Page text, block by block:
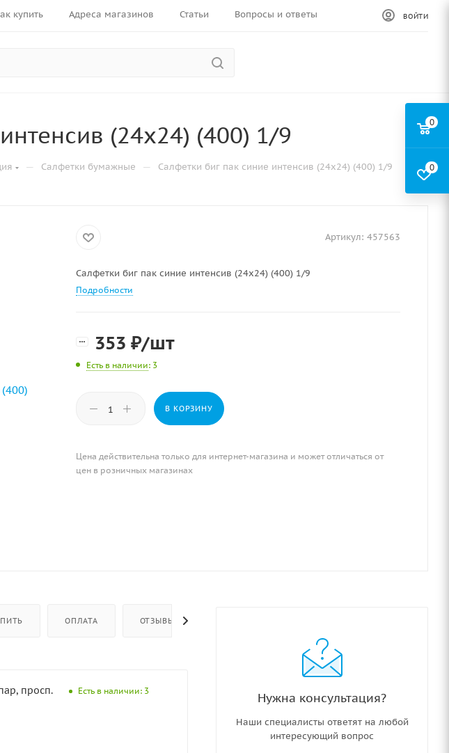
купить Адреса магазинов Статьи Вопросы и ответы ВОЙТИ
(24х24) (400) 1/9
— Салфетки бумажные — Салфетки биг пак синие интенсив (24х24) (400) 1/9
Артикул: 457563
Салфетки биг пак синие интенсив (24х24) (400) 1/9
Подробности
353 ₽/шт
Есть в наличии: 3
В КОРЗИНУ
Цена действительна только для интернет-магазина и может отличаться от
цен в розничных магазинах
ОПЛАТА ОТЗЫВЫ
просп.
Есть в наличии: 3 Нужна консультация?
Наши специалисты ответят на любой
интересующий вопрос
0
0